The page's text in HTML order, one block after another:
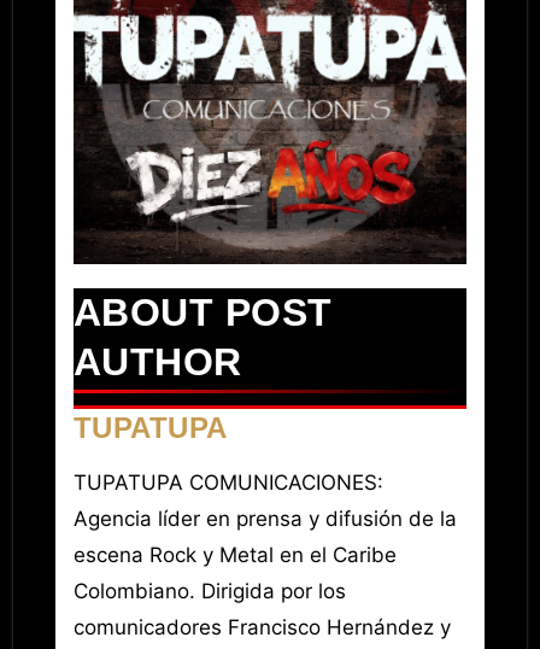
ABOUT POST
AUTHOR
TUPATUPA
TUPATUPA COMUNICACIONES:
Agencia líder en prensa y difusión de la
escena Rock y Metal en el Caribe
Colombiano. Dirigida por los
comunicadores Francisco Hernández y